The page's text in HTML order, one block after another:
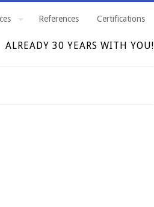
ALREADY 30 YEARS WITH YOU!
References Certifications